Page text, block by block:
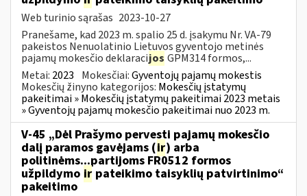
Web turinio sąrašas 2023-10-27
Pranešame, kad 2023 m. spalio 25 d. įsakymu Nr. VA-79
pakeistos Nenuolatinio Lietuvos gyventojo metinės
pajamų mokesčio deklaracijos GPM314 formos,...
Metai: 2023 Mokesčiai:Gyventojų pajamų mokestis
Mokesčių žinyno kategorijos: Mokesčių įstatymų
pakeitimai » Mokesčių įstatymų pakeitimai 2023 metais
» Gyventojų pajamų mokesčio pakeitimai nuo 2023 m.
V-45 „Dėl Prašymo pervesti pajamų mokesčio
dalį paramos gavėjams (ir) arba
politinėms...partijoms FR0512 formos
užpildymo ir pateikimo taisyklių patvirtinimo“
pakeitimo